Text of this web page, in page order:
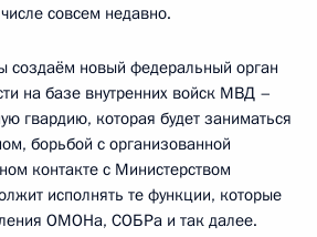
совсем недавно.
создаём новый федеральный орган
на базе внутренних войск МВД –
гвардию, которая будет заниматься
борьбой с организованной
контакте с Министерством
исполнять те функции, которые
ОМОНа, СОБРа и так далее.